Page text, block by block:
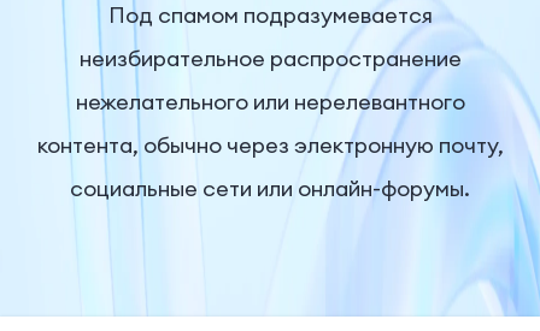
Компания
Под спамом подразумевается
неизбирательное распространение
нежелательного или нерелевантного
контента, обычно через электронную почту,
социальные сети или онлайн-форумы.